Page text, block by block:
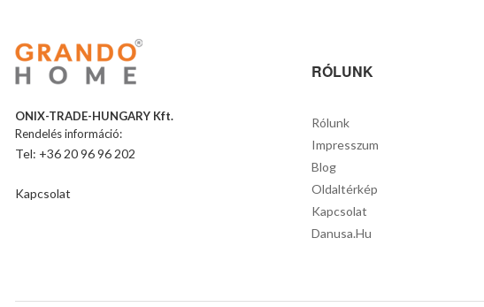
ONIX-TRADE-HUNGARY Kft.
Rendelés információ:
Tel: +36 20 96 96 202
Kapcsolat
RÓLUNK
Rólunk
Impresszum
Blog
Oldaltérkép
Kapcsolat
Danusa.hu